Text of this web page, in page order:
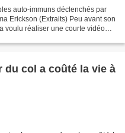
auto-immuns déclenchés par
Erickson (Extraits) Peu avant son
voulu réaliser une courte vidéo
du col a coûté la vie à